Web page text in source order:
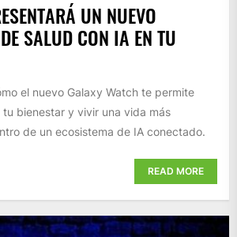
UN NUEVO
SALUD CON IA EN TU
el nuevo Galaxy Watch te permite
bienestar y vivir una vida más
de un ecosistema de IA conectado.
READ MORE